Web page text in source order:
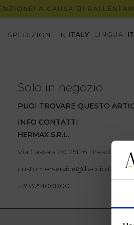
A CAUSA DI
SPEDIZIONE IN ITALY LINGUA
Solo in negozio
PUOI TROVARE QUESTO
INFO CONTATTI
HERMAX S.R.L.
Via Cassala 20 25126 Brescia
customerservice@illaccio.it
+393291008001